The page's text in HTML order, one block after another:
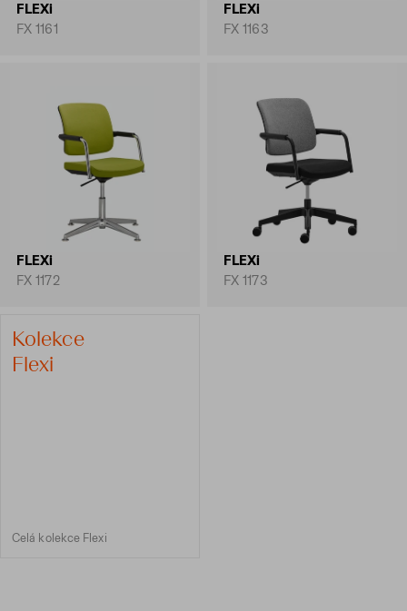
FLEXi
FX 1161
FLEXi
FX 1163
FLEXi
FX 1172
FLEXi
FX 1173
Kolekce
Flexi
Celá kolekce Flexi